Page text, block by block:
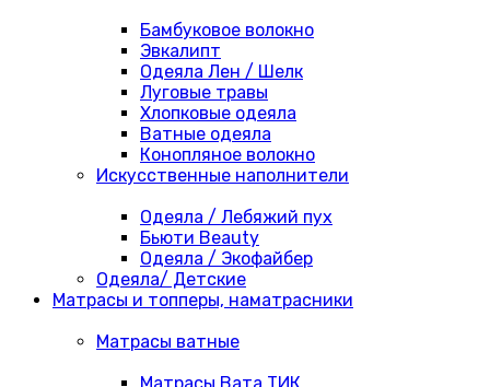
Бамбуковое волокно
Эвкалипт
Одеяла Лен / Шелк
Луговые травы
Хлопковые одеяла
Ватные одеяла
Конопляное волокно
Искусственные наполнители
Одеяла / Лебяжий пух
Бьюти Beauty
Одеяла / Экофайбер
Одеяла/ Детские
Матрасы и топперы, наматрасники
Матрасы ватные